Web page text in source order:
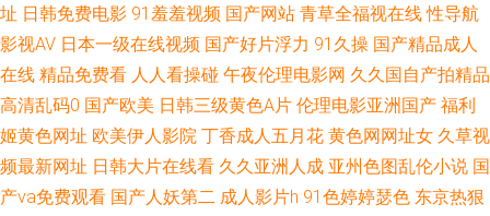
一页 成人品人妻久久 老湿Ⅹ看 少妇黑丝足交 97色伦影院 国产午夜伦鲁鲁 欧
洲色情性爱 午夜香蕉av影院 97国产在线视频 国产高潮免费 蜜臀AV性生活 神
马午夜伊人 97超碰自拍 国产精品素人内射 欧美性爱五月网址 香蕉视频成人
97人人色 国产91社 美日韩色 探花福利极品 91破处在线观看 成人深夜导航
址 日韩免费电影 91羞羞视频 国产网站 青草全福视在线 性导航
影视AV 日本一级在线视频 国产好片浮力 91久操 国产精品成人
在线 精品免费看 人人看操碰 午夜伦理电影网 久久国自产拍精品
高清乱码0 国产欧美 日韩三级黄色A片 伦理电影亚洲国产 福利
姬黄色网址 欧美伊人影院 丁香成人五月花 黄色网网址女 久草视
频最新网址 日韩大片在线看 久久亚洲人成 亚州色图乱伦小说 国
产va免费观看 国产人妖第二 成人影片h 91色婷婷瑟色 东京热狠